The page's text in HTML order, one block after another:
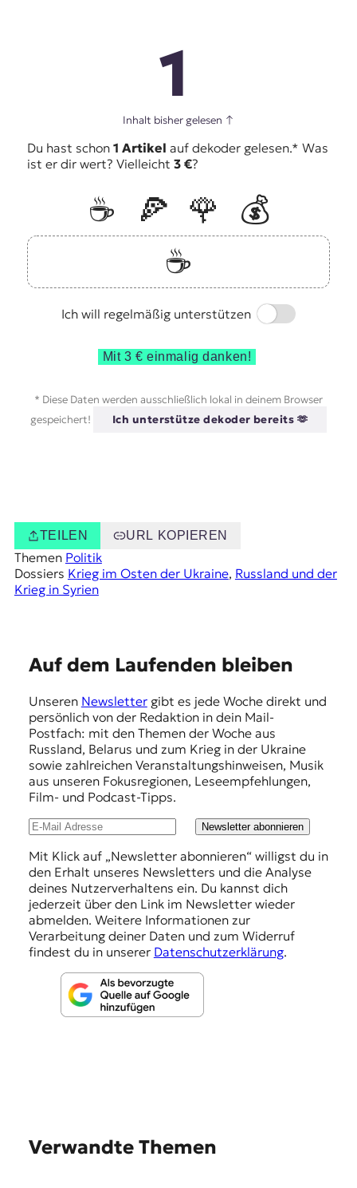
1
Inhalt bisher gelesen ↑
Du hast schon 1 Artikel auf dekoder gelesen.* Was
ist er dir wert? Vielleicht 3 €?
☕️ 🍕 🌹
💰
☕️
Ich will regelmäßig unterstützen
Switch
Mit 3 € einmalig danken!
* Diese Daten werden ausschließlich lokal in deinem Browser
gespeichert!
Ich unterstütze dekoder bereits 🫶
TEILEN URL KOPIEREN
Themen Politik
Dossiers Krieg im Osten der Ukraine, Russland und der
Krieg in Syrien
Auf dem Laufenden bleiben
Unseren Newslettergibt es jede Woche direkt und
persönlich von der Redaktion in dein Mail-
Postfach: mit den Themen der Woche aus
Russland, Belarus und zum Krieg in der Ukraine
sowie zahlreichen Veranstaltungshinweisen, Musik
aus unseren Fokusregionen, Leseempfehlungen,
Film- und Podcast-Tipps.
Newsletter abonnieren
Mit Klick auf „Newsletter abonnieren“ willigst du in
den Erhalt unseres Newsletters und die Analyse
deines Nutzerverhaltens ein. Du kannst dich
jederzeit über den Link im Newsletter wieder
abmelden. Weitere Informationen zur
Verarbeitung deiner Daten und zum Widerruf
findest du in unserer Datenschutzerklärung.
Verwandte Themen